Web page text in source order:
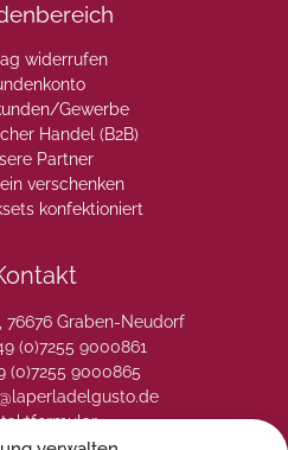
widerrufen
Gewerbe
Handel (B2B)
Partner
verschenken
konfektioniert
76676 Graben-Neudorf
(0)7255 9000861
(0)7255 9000865